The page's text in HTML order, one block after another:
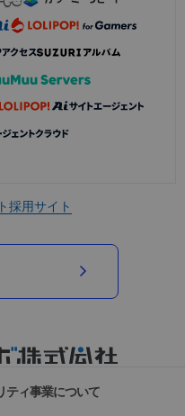
採用サイト
ティ事業について